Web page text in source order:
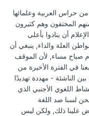
حراس العربية وعلمائها
المختفون وهم كثيرون
أن ينادوا بأعلى
العلة والداء, ينبغي أن
صباح مساء, لأن الموقف
في الفترة الأخيرة من
الناشئة - مهددة تهديدًا
اللغوي الأجنبي الذي
لسنا ضد اللغة
علينا ذلك, ولكن ليس